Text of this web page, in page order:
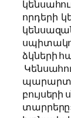
որդերի
ձկների